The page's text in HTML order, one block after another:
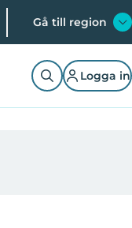
Gå till region
Logga in